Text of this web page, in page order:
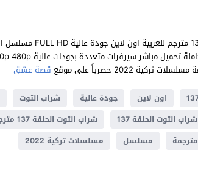
قصة عشق
اون لاين جودة عالية شراب التوت
شراب التوت الحلقة 137 شراب التوت الحلقة 137 مترجم
مترجمة مسلسل مسلسلات تركية 2022